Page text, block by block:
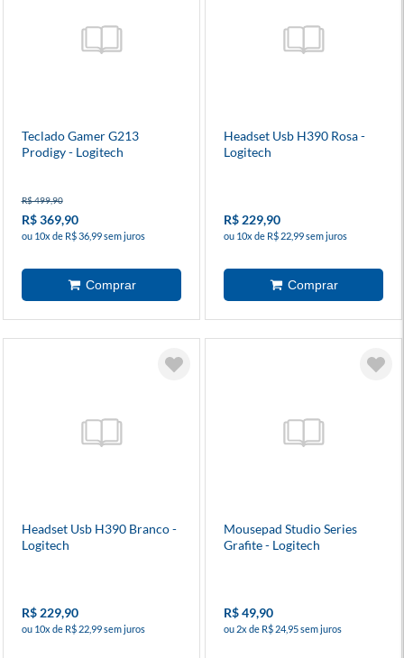
Teclado Gamer G213
Prodigy - Logitech
R$ 499,90
R$ 369,90
ou 10x de R$ 36,99 sem juros
Headset Usb H390 Rosa -
Logitech
R$ 229,90
ou 10x de R$ 22,99 sem juros
Headset Usb H390 Branco -
Logitech
R$ 229,90
ou 10x de R$ 22,99 sem juros
Mousepad Studio Series
Grafite - Logitech
R$ 49,90
ou 2x de R$ 24,95 sem juros